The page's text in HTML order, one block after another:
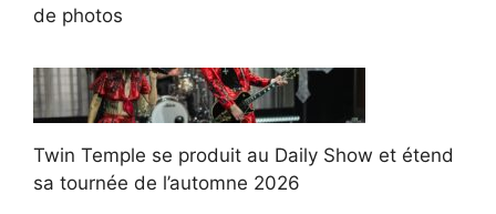
de photos
Twin Temple se produit au Daily Show et étend
sa tournée de l’automne 2026